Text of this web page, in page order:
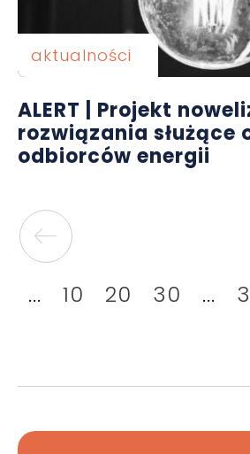
aktualności
ALERT | Projekt
rozwiązania służące
odbiorców energii
... 10 20 30 ...